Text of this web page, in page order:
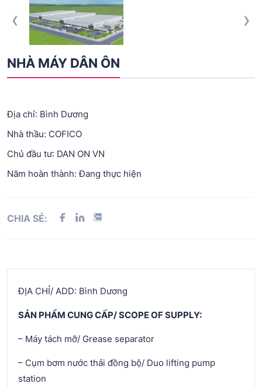
‹ ›
NHÀ MÁY DÂN ÔN
Địa chỉ: Bình Dương
Nhà thầu: COFICO
Chủ đầu tư: DAN ON VN
Năm hoàn thành: Đang thực hiện
CHIA SẺ:
ĐỊA CHỈ/ ADD: Bình Dương
SẢN PHẨM CUNG CẤP/ SCOPE OF SUPPLY:
– Máy tách mỡ/ Grease separator
– Cụm bơm nước thải đồng bộ/ Duo lifting pump
station